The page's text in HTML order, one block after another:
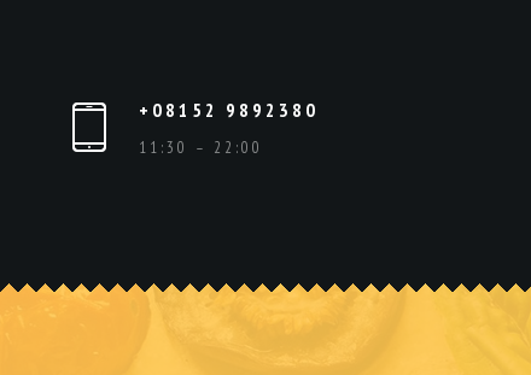
+08152 9892380
11:30 – 22:00